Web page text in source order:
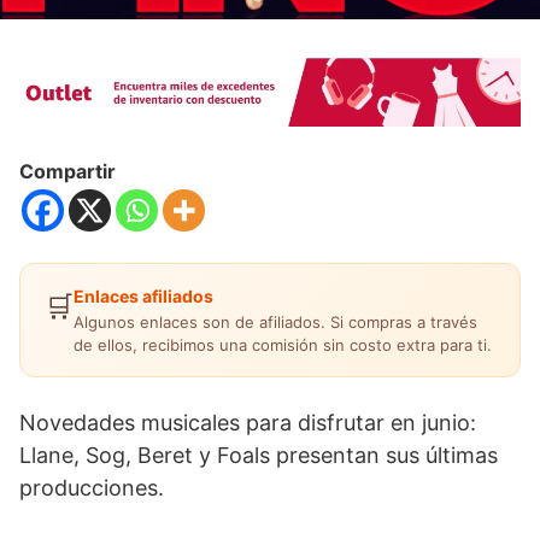
Compartir
🛒Enlaces afiliados
Algunos enlaces son de afiliados. Si compras a través
de ellos, recibimos una comisión sin costo extra para ti.
Novedades musicales para disfrutar en junio:
Llane, Sog, Beret y Foals presentan sus últimas
producciones.